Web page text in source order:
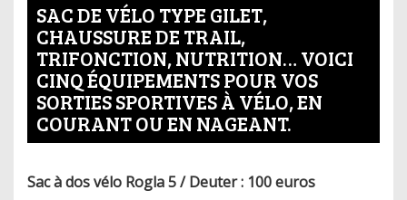
SAC DE VÉLO TYPE GILET,
CHAUSSURE DE TRAIL,
TRIFONCTION, NUTRITION… VOICI
CINQ ÉQUIPEMENTS POUR VOS
SORTIES SPORTIVES À VÉLO, EN
COURANT OU EN NAGEANT.
Sac à dos vélo Rogla 5 / Deuter : 100 euros